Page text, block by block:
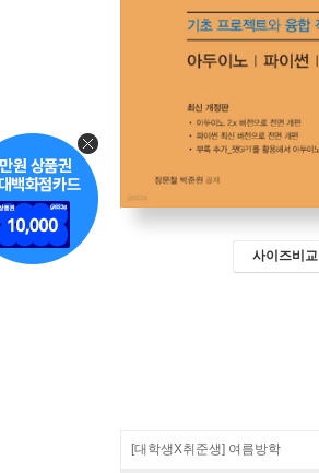
사이즈비교
[대학생X취준생] 여름방학